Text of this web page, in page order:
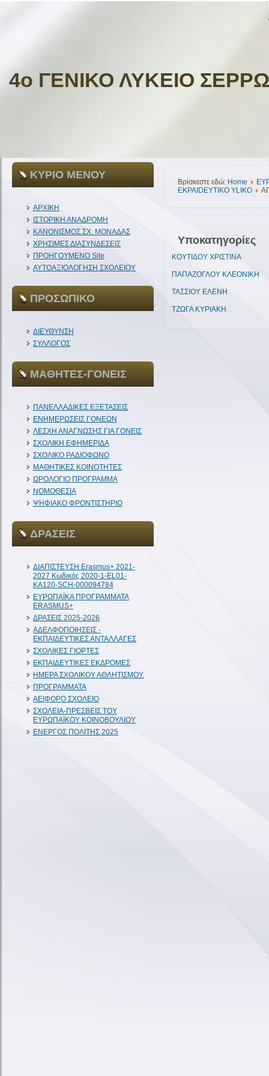
4ο ΓΕΝΙΚΟ ΛΥΚΕΙΟ
ΚΥΡΙΟ ΜΕΝΟΥ
ΑΡΧΙΚΗ
ΙΣΤΟΡΙΚΗ ΑΝΑΔΡΟΜΗ
ΚΑΝΟΝΙΣΜΟΣ ΣΧ. ΜΟΝΑΔΑΣ
ΧΡΗΣΙΜΕΣ ΔΙΑΣΥΝΔΕΣΕΙΣ
ΠΡΟΗΓΟΥΜΕΝΟ Site
ΑΥΤΟΑΞΙΟΛΟΓΗΣΗ ΣΧΟΛΕΙΟΥ
ΠΡΟΣΩΠΙΚΟ
ΔΙΕΥΘΥΝΣΗ
ΣΥΛΛΟΓΟΣ
ΜΑΘΗΤΕΣ-ΓΟΝΕΙΣ
ΠΑΝΕΛΛΑΔΙΚΕΣ ΕΞΕΤΑΣΕΙΣ
ΕΝΗΜΕΡΩΣΕΙΣ ΓΟΝΕΩΝ
ΛΕΣΧΗ ΑΝΑΓΝΩΣΗΣ ΓΙΑ ΓΟΝΕΙΣ
ΣΧΟΛΙΚΗ ΕΦΗΜΕΡΙΔΑ
ΣΧΟΛΙΚΟ ΡΑΔΙΟΦΩΝΟ
ΜΑΘΗΤΙΚΕΣ ΚΟΙΝΟΤΗΤΕΣ
ΩΡΟΛΟΓΙΟ ΠΡΟΓΡΑΜΜΑ
ΝΟΜΟΘΕΣΙΑ
ΨΗΦΙΑΚΟ ΦΡΟΝΤΙΣΤΗΡΙΟ
ΔΡΑΣΕΙΣ
ΔIAΠΙΣΤΕΥΣΗ Erasmus+ 2021-
2027 Κωδικός 2020-1-EL01-
KA120-SCH-000094784
ΕΥΡΩΠΑΪΚΑ ΠΡΟΓΡΑΜΜΑΤΑ
ERASMUS+
ΔΡΑΣΕΙΣ 2025-2026
ΑΔΕΛΦΟΠΟΙΗΣΕΙΣ -
ΕΚΠΑΙΔΕΥΤΙΚΕΣ ΑΝΤΑΛΛΑΓΕΣ
ΣΧΟΛΙΚΕΣ ΓΙΟΡΤΕΣ
ΕΚΠΑΙΔΕΥΤΙΚΕΣ ΕΚΔΡΟΜΕΣ
ΗΜΕΡΑ ΣΧΟΛΙΚΟΥ ΑΘΛΗΤΙΣΜΟΥ.
ΠΡΟΓΡΑΜΜΑΤΑ
ΑΕΙΦΟΡΟ ΣΧΟΛΕΙΟ
ΣΧΟΛΕΙΑ-ΠΡΕΣΒΕΙΣ ΤΟΥ
ΕΥΡΩΠΑΪΚΟΥ ΚΟΙΝΟΒΟΥΛΙΟΥ
ΕΝΕΡΓΟΣ ΠΟΛΙΤΗΣ 2025
Βρίσκεστε εδώ: Home
EKPAIDEYTIKO YLIKO
Υποκατηγορίες
ΚΟΥΤΙΔΟΥ ΧΡΙΣΤΙΝΑ
ΠΑΠΑΖΟΓΛΟΥ ΚΛΕΟΝΙΚΗ
ΤΑΣΣΙΟΥ ΕΛΕΝΗ
ΤΖΩΓΑ ΚΥΡΙΑΚΗ